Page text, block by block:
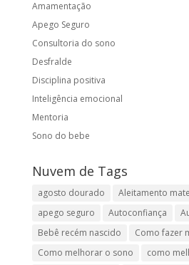
Amamentação
Apego Seguro
Consultoria do sono
Desfralde
Disciplina positiva
Inteligência emocional
Mentoria
Sono do bebe
Nuvem de Tags
agosto dourado Aleitamento
apego seguro
Autoconfiança
Bebê recém nascido
Como fazer
Como melhorar o sono
como